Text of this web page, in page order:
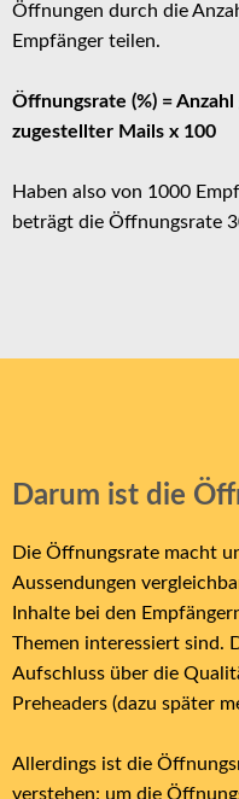
Öffnungen durch die
Empfänger teilen.
Öffnungsrate (%) =
zugestellter Mails x 100
Haben also von 1000
beträgt die Öffnungsrate
Darum ist die
Die Öffnungsrate macht
Aussendungen
Inhalte bei den
Themen interessiert sind.
Aufschluss über die
Preheaders (dazu später
Allerdings ist die
verstehen: um die